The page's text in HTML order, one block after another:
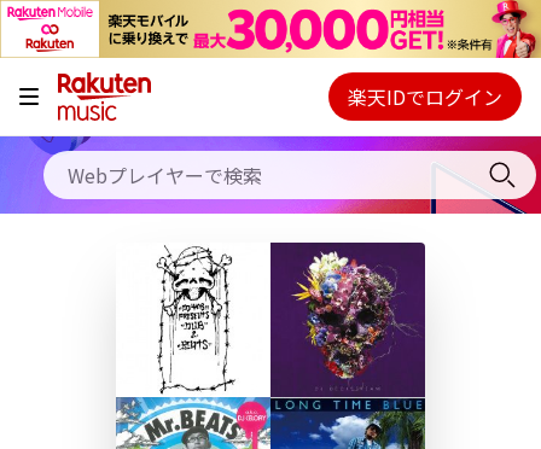
キャンペーン
料金プラン
使い方
初回30日間無料お試し
Webプレイヤー
ご契約内容の確認・変更
楽天IDでログイン